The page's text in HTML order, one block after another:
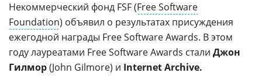
Некоммерческий фонд FSF (Free Software
Foundation) объявил о результатах присуждения
ежегодной награды Free Software Awards. В этом
году лауреатами Free Software Awards стали Джон
Гилмор(John Gilmore) и Internet Archive.